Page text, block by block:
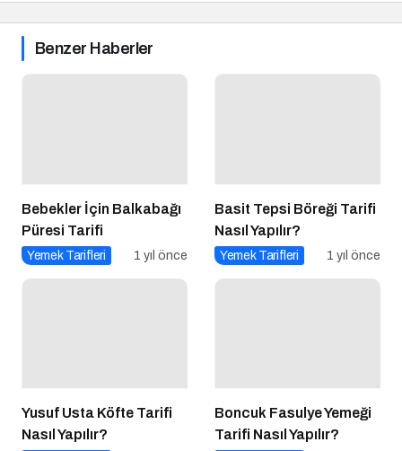
Benzer Haberler
Bebekler İçin Balkabağı
Püresi Tarifi
Yemek Tarifleri 1 yıl önce
Basit Tepsi Böreği Tarifi
Nasıl Yapılır?
Yemek Tarifleri 1 yıl önce
Yusuf Usta Köfte Tarifi
Nasıl Yapılır?
Boncuk Fasulye Yemeği
Tarifi Nasıl Yapılır?